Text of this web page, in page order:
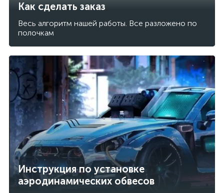
Как сделать заказ
Весь алгоритм нашей работы. Все разложено по
полочкам
Инструкция по установке
аэродинамических обвесов